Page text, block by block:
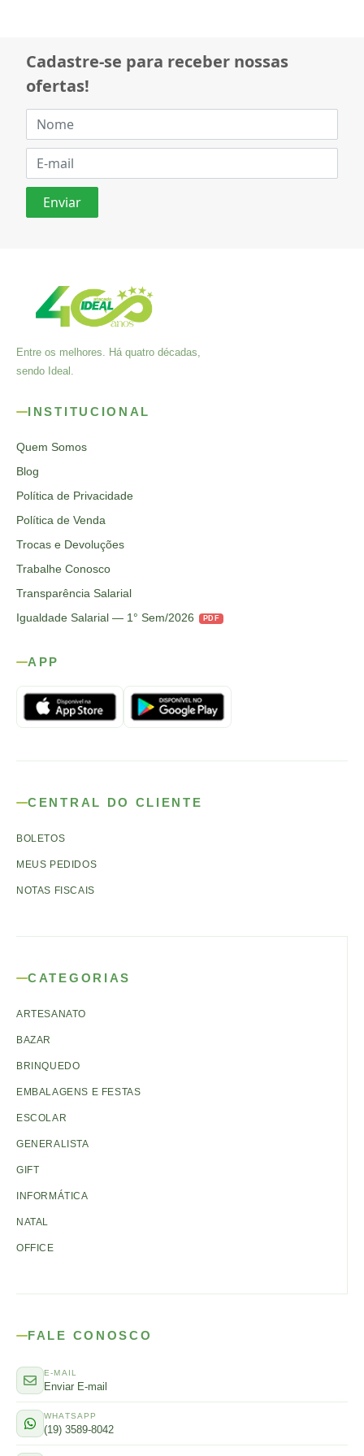
Cadastre-se para receber nossas
ofertas!
Entre os melhores. Há quatro décadas,
sendo Ideal.
INSTITUCIONAL
Quem Somos
Blog
Política de Privacidade
Política de Venda
Trocas e Devoluções
Trabalhe Conosco
Transparência Salarial
Igualdade Salarial — 1° Sem/2026
PDF
APP
CENTRAL DO CLIENTE
BOLETOS
MEUS PEDIDOS
NOTAS FISCAIS
CATEGORIAS
ARTESANATO
BAZAR
BRINQUEDO
EMBALAGENS E FESTAS
ESCOLAR
GENERALISTA
GIFT
INFORMÁTICA
NATAL
OFFICE
FALE CONOSCO
E-MAIL
Enviar E-mail
WHATSAPP
(19) 3589-8042